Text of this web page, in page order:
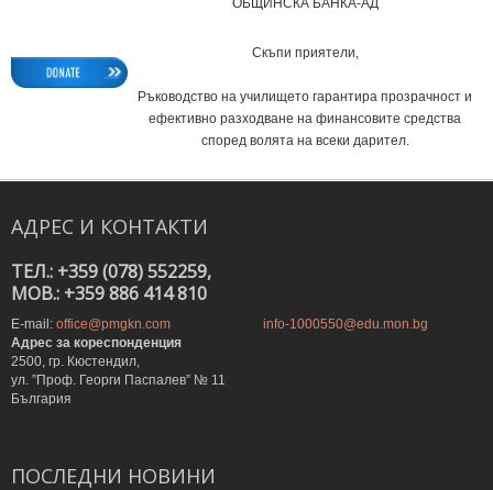
ОБЩИНСКА БАНКА-АД
Скъпи приятели,
Ръководство на училището гарантира прозрачност и
ефективно разходване на финансовите средства
според волята на всеки дарител.
АДРЕС И КОНТАКТИ
ТЕЛ.: +359 (078) 552259,
MOB.: +359 886 414 810
E-mail: office@pmgkn.com
info-1000550@edu.mon.bg
Адрес за кореспонденция
2500, гр. Кюстендил,
ул. ”Проф. Георги Паспалев” № 11
България
ПОСЛЕДНИ НОВИНИ